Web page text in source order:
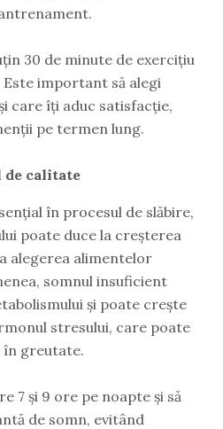
30 de minute de exercițiu
important să alegi
care îți aduc satisfacție,
pe termen lung.
de calitate
în procesul de slăbire,
poate duce la creșterea
alegerea alimentelor
somnul insuficient
și poate crește
stresului, care poate
greutate.
7 și 9 ore pe noapte și să
de somn, evitând